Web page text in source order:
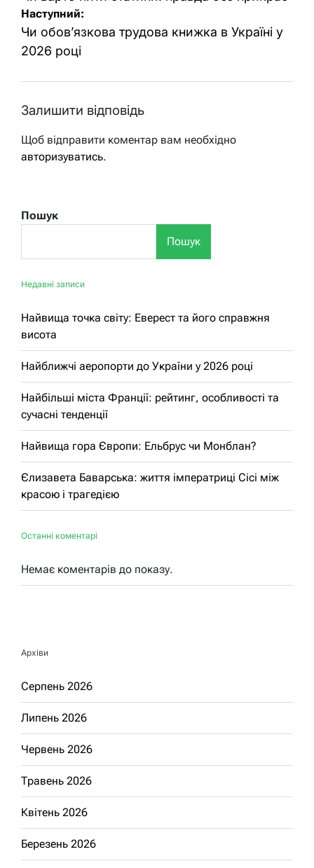
Наступний:
Чи обов’язкова трудова книжка в Україні у
2026 році
Залишити відповідь
Щоб відправити коментар вам необхідно
авторизуватись.
Пошук
Пошук
Недавні записи
Найвища точка світу: Еверест та його справжня
висота
Найближчі аеропорти до України у 2026 році
Найбільші міста Франції: рейтинг, особливості та
сучасні тенденції
Найвища гора Європи: Ельбрус чи Монблан?
Єлизавета Баварська: життя імператриці Сісі між
красою і трагедією
Останні коментарі
Немає коментарів до показу.
Архіви
Серпень 2026
Липень 2026
Червень 2026
Травень 2026
Квітень 2026
Березень 2026